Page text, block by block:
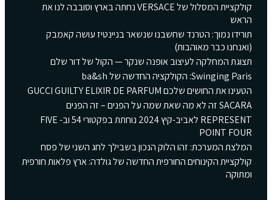
קולקציית המסלול של VERSACE נחתה בארץ וסובבה לנו את
הראש
תורידו נמוך: הטרנד שחשבנו שנשאר בניינטיז עושה קאמבק
(ואנחנו כבר מאוהבות)
תצוגת המחלקה לעיצוב אופנה שנקר — הקול של דור שלם
Swinging Paris: הקולקציה החדשה של ba&sh
הטעינו את החושים שלכם GUCCI GUILTY ELIXIR DE PARFUM
SACARA זה לא מה שאת שמה על הפנים – זה הפנים
REPRESENT לאביב-קיץ 2024 נוחתת בפקטורי 54 וב- FIVE
POINT FOUR
המלצת המערכת: זהו הלוק הנכון בשבילך לחג השני של פסח
קולקציית הקינוחים החורפית החדשה של גולדה: ארץ פלאות חורפית
ומתוקה